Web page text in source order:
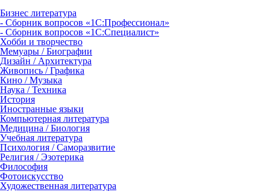
Бизнес литература
- Сборник вопросов «1С:Профессионал»
- Сборник вопросов «1С:Специалист»
Хобби и творчество
Мемуары / Биографии
Дизайн / Архитектура
Живопись / Графика
Кино / Музыка
Наука / Техника
История
Иностранные языки
Компьютерная литература
Медицина / Биология
Учебная литература
Психология / Саморазвитие
Религия / Эзотерика
Философия
Фотоискусство
Художественная литература